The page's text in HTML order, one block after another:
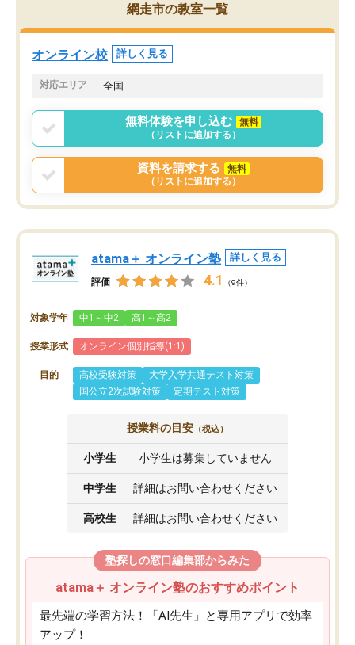
網走市の教室一覧
オンライン校 詳しく見る
対応エリア 全国
無料体験を申し込む
無料
（リストに追加する）
資料を請求する
無料
（リストに追加する）
atama＋ オンライン塾 詳しく見る
評価 4.1 （9件）
対象学年 中1～中2 高1～高2
授業形式 オンライン個別指導(1:1)
目的 高校受験対策
大学入学共通テスト対策
国公立2次試験対策
定期テスト対策
授業料の目安 （税込）
小学生 小学生は募集していません
中学生 詳細はお問い合わせください
高校生 詳細はお問い合わせください
塾探しの窓口編集部からみた
atama＋ オンライン塾のおすすめポイント
最先端の学習方法！「AI先生」と専用アプリで効率
アップ！